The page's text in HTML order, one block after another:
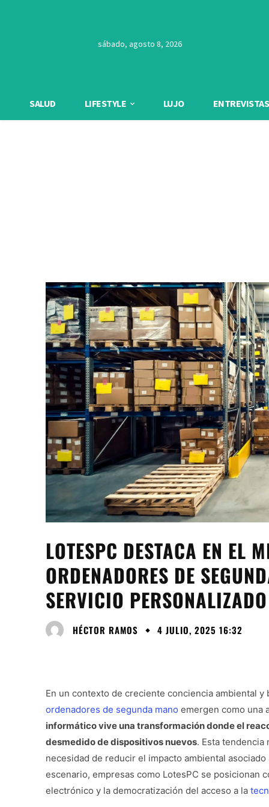
sábado, agosto 8, 2026
SALUD LIFESTYLE LUJO ENTREVISTAS
LOTESPC DESTACA EN EL
ORDENADORES DE
SERVICIO PERSONALIZADO
HÉCTOR RAMOS 4 JULIO, 2025 16:32
En un contexto de creciente conciencia ambiental
ordenadores de segunda mano emergen como una
informático vive una transformación donde el
desmedido de dispositivos nuevos. Esta
necesidad de reducir el impacto ambiental
escenario, empresas como LotesPC se posicionan
electrónico y la democratización del acceso a la